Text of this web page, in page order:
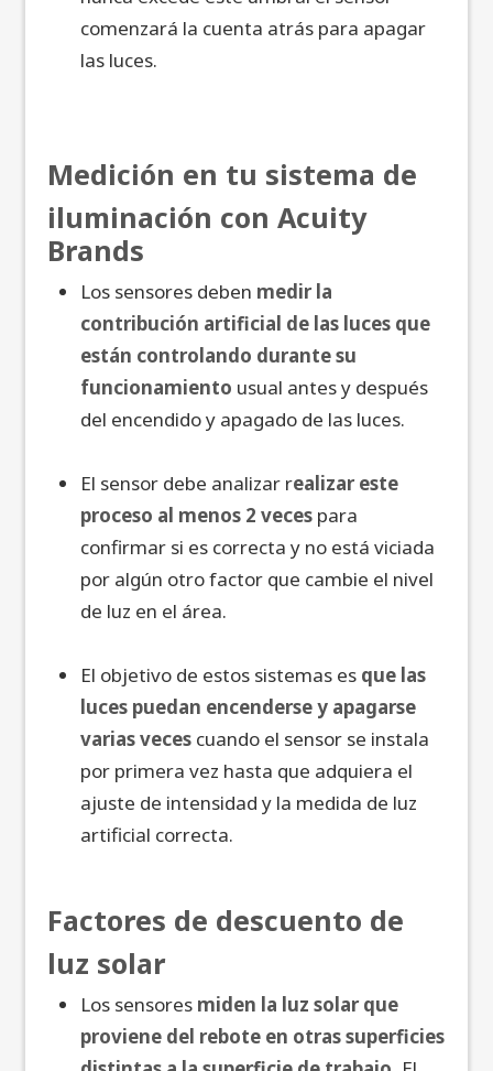
comenzará la cuenta atrás para apagar
las luces.
Medición en tu sistema de
iluminación con Acuity
Brands
Los sensores deben medir la
contribución artificial de las luces que
están controlando durante su
funcionamiento usual antes y después
del encendido y apagado de las luces.
El sensor debe analizar realizar este
proceso al menos 2 veces para
confirmar si es correcta y no está viciada
por algún otro factor que cambie el nivel
de luz en el área.
El objetivo de estos sistemas es que las
luces puedan encenderse y apagarse
varias veces cuando el sensor se instala
por primera vez hasta que adquiera el
ajuste de intensidad y la medida de luz
artificial correcta.
Factores de descuento de
luz solar
Los sensores miden la luz solar que
proviene del rebote en otras superficies